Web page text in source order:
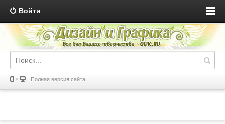
Войти
Полная версия сайта